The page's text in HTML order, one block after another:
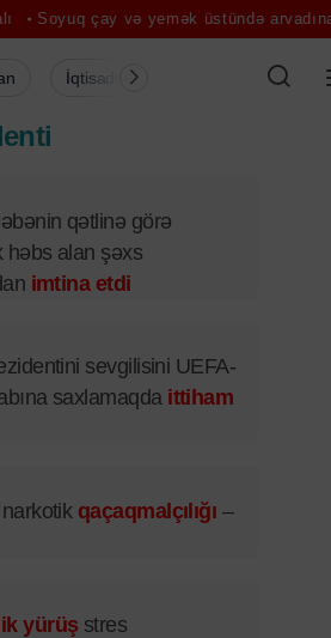
və yemək üstündə arvadına işgəncə
İqtisadiyyat Şou-biznes
qətlinə görə
həbs alan şəxs
imtina etdi
sevgilisini UEFA-
saxlamaqda ittiham
qaçaqmalçılığı –
yürüş stres